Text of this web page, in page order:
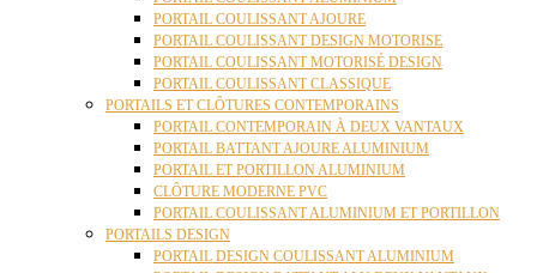
PORTAIL COULISSANT AJOURE
PORTAIL COULISSANT DESIGN MOTORISE
PORTAIL COULISSANT MOTORISÉ DESIGN
PORTAIL COULISSANT CLASSIQUE
PORTAILS ET CLÔTURES CONTEMPORAINS
PORTAIL CONTEMPORAIN À DEUX VANTAUX
PORTAIL BATTANT AJOURE ALUMINIUM
PORTAIL ET PORTILLON ALUMINIUM
CLÔTURE MODERNE PVC
PORTAIL COULISSANT ALUMINIUM ET PORTILLON
PORTAILS DESIGN
PORTAIL DESIGN COULISSANT ALUMINIUM